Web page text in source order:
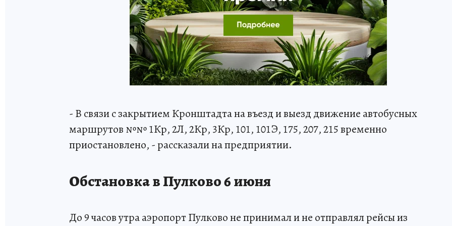
- В связи с закрытием Кронштадта на въезд и выезд движение автобусных
маршрутов №№ 1Кр, 2Л, 2Кр, 3Кр, 101, 101Э, 175, 207, 215 временно
приостановлено, - рассказали на предприятии.
Обстановка в Пулково 6 июня
До 9 часов утра аэропорт Пулково не принимал и не отправлял рейсы из